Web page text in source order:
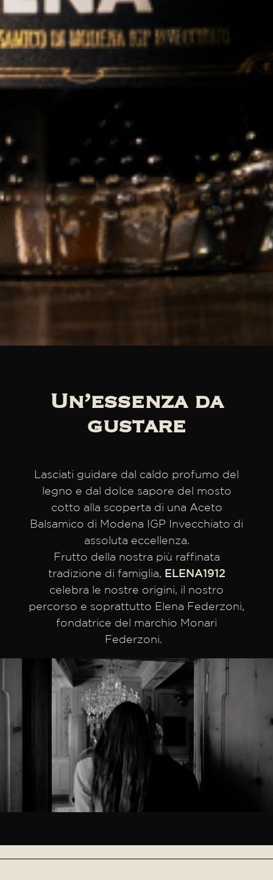
Un’essenza da
gustare
Lasciati guidare dal caldo profumo del
legno e dal dolce sapore del mosto
cotto alla scoperta di una Aceto
Balsamico di Modena IGP Invecchiato di
assoluta eccellenza.
Frutto della nostra più raffinata
tradizione di famiglia, ELENA1912
celebra le nostre origini, il nostro
percorso e soprattutto Elena Federzoni,
fondatrice del marchio Monari
Federzoni.